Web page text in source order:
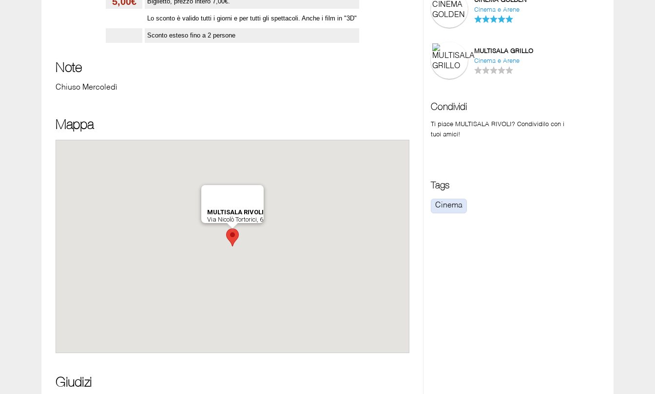
Lo sconto è valido tutti i giorni e per tutti gli spettacoli. Anche i film in "3D"
Sconto esteso fino a 2 persone
Note
Chiuso Mercoledì
Mappa
Giudizi
Cinema e Arene
MULTISALA GRILLO
Cinema e Arene
Condividi
Ti piace MULTISALA RIVOLI? Condividilo con i
tuoi amici!
Tags
Cinema